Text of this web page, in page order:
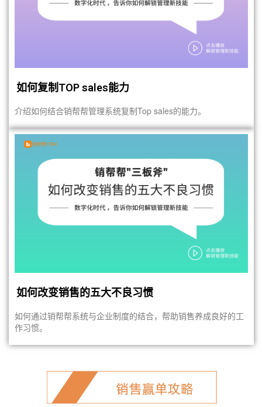
如何复制TOP sales能力
介绍如何结合销帮帮管理系统复制Top sales的能力。
如何改变销售的五大不良习惯
如何通过销帮帮系统与企业制度的结合，帮助销售养成良好的工
作习惯。